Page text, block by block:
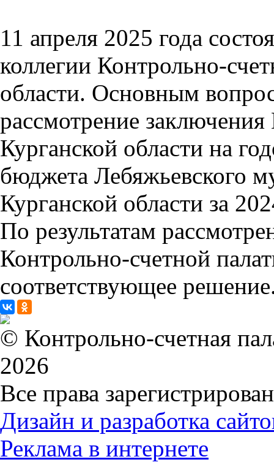
11 апреля 2025 года
коллегии Контрольно-
области. Основным
рассмотрение
Курганской области на
бюджета Лебяжьевского
Курганской области за
По результатам
Контрольно-счетной
соответствующее
© Контрольно-счетная
2026
Все права
Дизайн и разработка
Реклама в интернете